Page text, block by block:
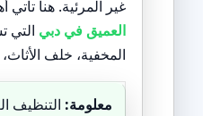
غير المرئية. هنا تأتي
العميق في دبي التي
المخفية، خلف
معلومة: التنظيف